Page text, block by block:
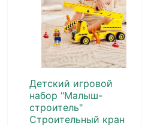
Детский игровой
набор "Малыш-
строитель"
Строительный кран